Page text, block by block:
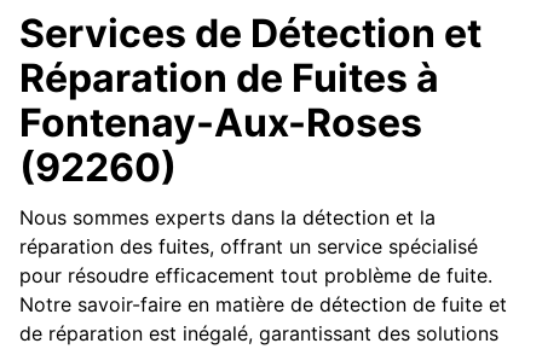
Services de Détection et
Réparation de Fuites à
Fontenay-Aux-Roses
(92260)
Nous sommes experts dans la détection et la
réparation des fuites, offrant un service spécialisé
pour résoudre efficacement tout problème de fuite.
Notre savoir-faire en matière de détection de fuite et
de réparation est inégalé, garantissant des solutions